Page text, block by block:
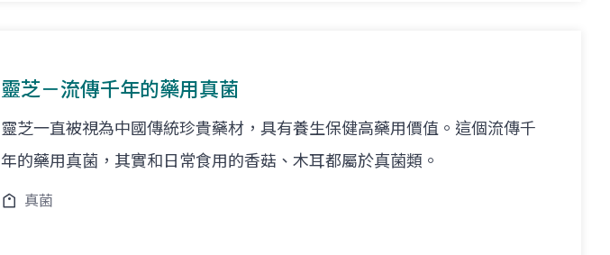
靈芝－流傳千年的藥用真菌
靈芝一直被視為中國傳統珍貴藥材，具有養生保健高藥用價值。這個流傳千
年的藥用真菌，其實和日常食用的香菇、木耳都屬於真菌類。
真菌